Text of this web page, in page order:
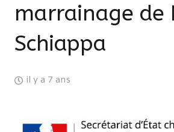
marrainage de
Schiappa
il y a 7 ans